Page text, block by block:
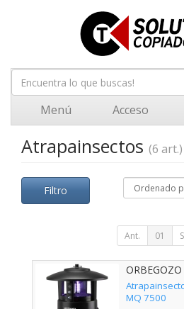
Menú Acceso
Atrapainsectos (6 art.)
Filtro
Ant. 01
MQ 7500